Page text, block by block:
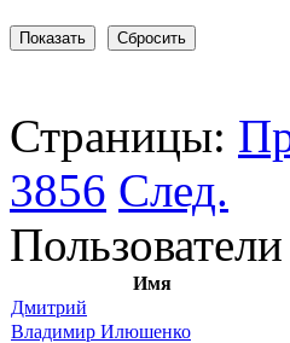
Страницы:
3856 След.
Пользователи
Имя
Дмитрий
Владимир Илюшенко